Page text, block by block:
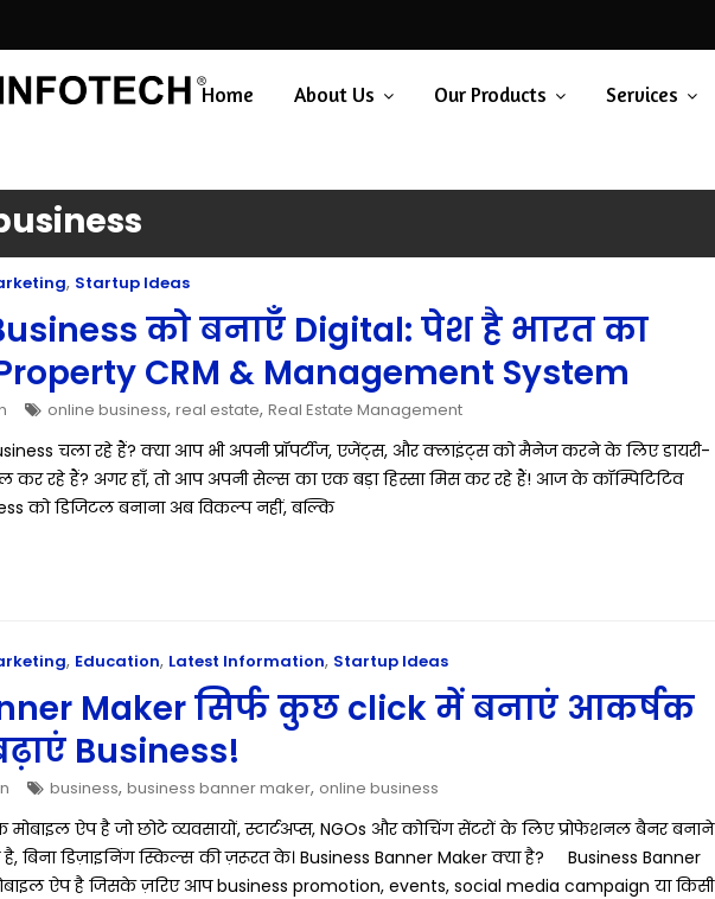
Home About Us Our Products Services
, Startup Ideas
को बनाएँ Digital: पेश है भारत का
CRM & Management System
online business, real estate, Real Estate Management
चला रहे हैं? क्या आप भी अपनी प्रॉपर्टीज, एजेंट्स, और क्लाइंट्स को मैनेज करने के लिए डायरी-
कर रहे हैं? अगर हाँ, तो आप अपनी सेल्स का एक बड़ा हिस्सा मिस कर रहे हैं! आज के कॉम्पिटिटिव
को डिजिटल बनाना अब विकल्प नहीं, बल्कि
, Education, Latest Information, Startup Ideas
Maker सिर्फ कुछ click में बनाएं आकर्षक
Business!
business, business banner maker, online business
ऐप है जो छोटे व्यवसायों, स्टार्टअप्स, NGOs और कोचिंग सेंटरों के लिए प्रोफेशनल बैनर बनाने
है, बिना डिज़ाइनिंग स्किल्स की ज़रूरत के। Business Banner Maker क्या है? Business Banner
ऐप है जिसके ज़रिए आप business promotion, events, social media campaign या किसी